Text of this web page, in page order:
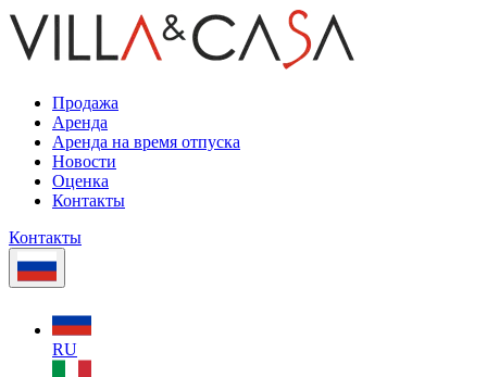
Продажа
Аренда
Аренда на время отпуска
Новости
Оценка
Контакты
Контакты
RU